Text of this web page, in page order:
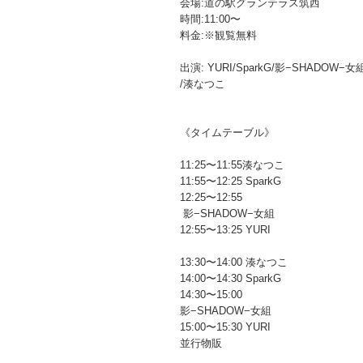
会場:道の駅グランテラス筑西
時間:11:00〜
料金:※観覧無料
出演: YURI/SparkG/影−SHADOW−女
/湊なつこ
《タイムテーブル》
11:25〜11:55湊なつこ
11:55〜12:25 SparkG
12:25〜12:55
影−SHADOW−女組
12:55〜13:25 YURI
13:30〜14:00 湊なつこ
14:00〜14:30 SparkG
14:30〜15:00
影−SHADOW−女組
15:00〜15:30 YURI
並行物販